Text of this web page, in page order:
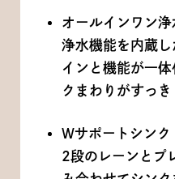
オールインワン浄
浄水機能を内蔵
インと機能が一
クまわりがすっき
Wサポートシンク
2段のレーンとプ